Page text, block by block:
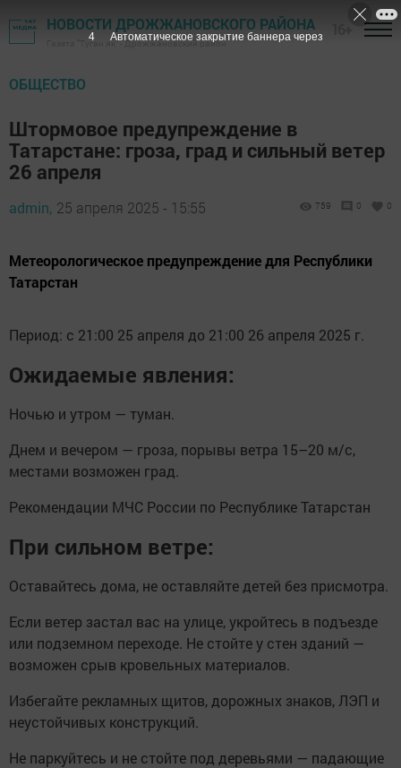
НОВОСТИ ДРОЖЖАНОВСКОГО РАЙОНА
Газета "Туган як" - Дрожжановский район
ОБЩЕСТВО
Штормовое предупреждение в
Татарстане: гроза, град и сильный ветер
26 апреля
admin, 25 апреля 2025 - 15:55 759 0 0
Метеорологическое предупреждение для Республики
Татарстан
Период: с 21:00 25 апреля до 21:00 26 апреля 2025 г.
Ожидаемые явления:
Ночью и утром — туман.
Днем и вечером — гроза, порывы ветра 15–20 м/с,
местами возможен град.
Рекомендации МЧС России по Республике Татарстан
При сильном ветре:
Оставайтесь дома, не оставляйте детей без присмотра.
Если ветер застал вас на улице, укройтесь в подъезде
или подземном переходе. Не стойте у стен зданий —
возможен срыв кровельных материалов.
Избегайте рекламных щитов, дорожных знаков, ЛЭП и
неустойчивых конструкций.
Не паркуйтесь и не стойте под деревьями — падающие
3 Автоматическое закрытие баннера через